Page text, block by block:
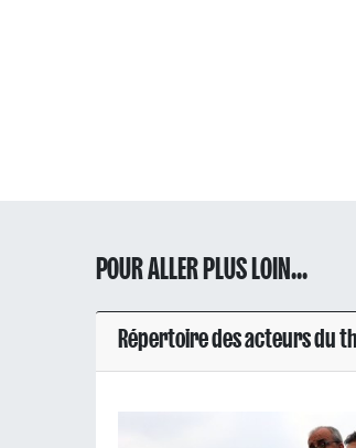
POUR ALLER PLUS LOIN...
Répertoire des acteurs du